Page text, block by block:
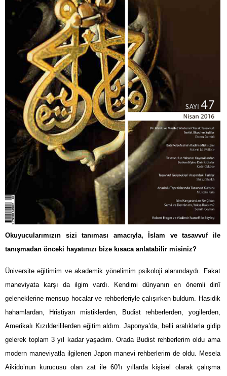
Okuyucularımızın sizi tanıması amacıyla, İslam ve tasavvuf ile
tanışmadan önceki hayatınızı bize kısaca anlatabilir misiniz?
Üniversite eğitimim ve akademik yönelimim psikoloji alanındaydı. Fakat
maneviyata karşı da ilgim vardı. Kendimi dünyanın en önemli dinî
geleneklerine mensup hocalar ve rehberleriyle çalışırken buldum. Hasidik
hahamlardan, Hristiyan mistiklerden, Budist rehberlerden, yogilerden,
Amerikalı Kızılderililerden eğitim aldım. Japonya’da, belli aralıklarla gidip
gelerek toplam 3 yıl kadar yaşadım. Orada Budist rehberlerim oldu ama
modern maneviyatla ilgilenen Japon manevi rehberlerim de oldu. Mesela
Aikido’nun kurucusu olan zat ile 60’lı yıllarda kişisel olarak çalışma